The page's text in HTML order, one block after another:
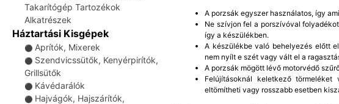
Takarítógép Tartozékok
Alkatrészek
Háztartási Kisgépek
⚫ Aprítók, Mixerek
⚫ Szendvicssütők, Kenyérpirítók,
Grillsütők
⚫ Kávédarálók
⚫ Hajvágók, Hajszárítók,
A porzsák egyszer használatos, így
Ne szívjon fel a porszívóval
így a készülékben.
A készülékbe való behelyezés előtt
nem nyílt e szét vagy vált el a
A porzsák mögött lévő motorvédő
Felújításoknál keletkező
eltömítheti vagy rosszabb esetben